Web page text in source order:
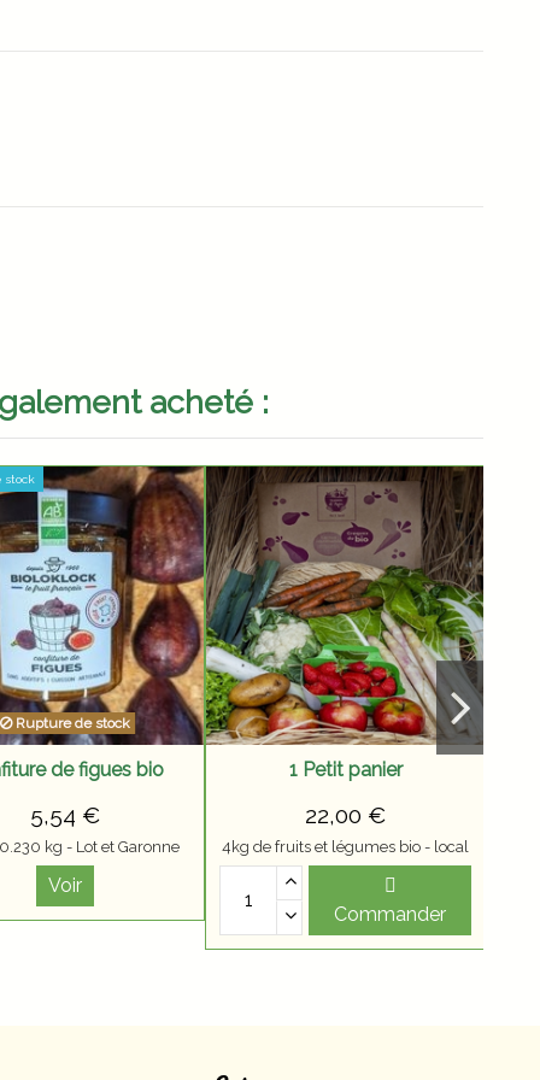
acheté :
stock
Rupture de stock
de figues bio
5,54 €
kg - Lot et Garonne
Voir
1 Petit panier
22,00 €
4kg de fruits et légumes bio - local
Commander